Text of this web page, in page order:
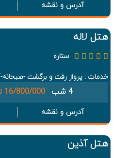
آدرس و نقشه
هتل لاله
ستاره
خدمات : پرواز رفت و برگشت -صبحانه-7 شب اقامت
4 شب 16/800/000 تومان
آدرس و نقشه
هتل آذین